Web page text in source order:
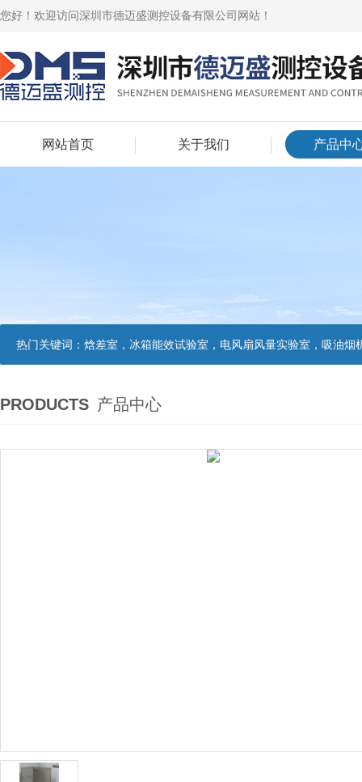
您好！欢迎访问深圳市德迈盛测控设备有限公司网站！
网站首页 关于我们 产品中
热门关键词： 焓差室，冰箱能效试验室，电风扇风量实验室，吸油烟机油脂分离度试验装置，吸油烟机空气性能试验装置，吸油烟机气味
PRODUCTS 产品中心